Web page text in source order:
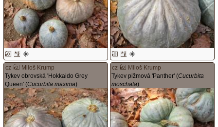
cz
Miloš Krump
Tykev obrovská 'Hokkaido Grey
Queen' (Cucurbita maxima)
cz
Miloš Krump
Tykev pižmová 'Panther' (Cucurbita
moschata)